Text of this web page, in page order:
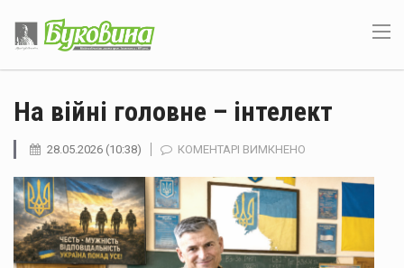
На війні головне – інтелект
28.05.2026 (10:38) КОМЕНТАРІ ВИМКНЕНО
ВІЙНІ
ГОЛОВНЕ
ІНТЕЛЕКТ